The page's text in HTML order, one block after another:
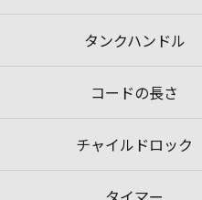
タンクハンドル
コードの長さ
チャイルドロック